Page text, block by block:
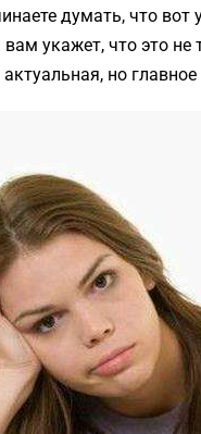
думать, что
вам укажет, что это
актуальная, но